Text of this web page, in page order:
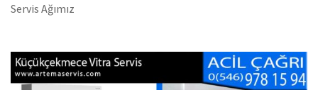
Servis Ağımız